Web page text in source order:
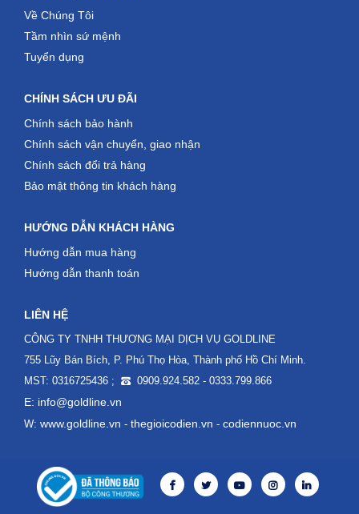
Về Chúng Tôi
Tầm nhìn sứ mệnh
Tuyển dụng
CHÍNH SÁCH ƯU ĐÃI
Chính sách bảo hành
Chính sách vận chuyển, giao nhận
Chính sách đổi trả hàng
Bảo mật thông tin khách hàng
HƯỚNG DẪN KHÁCH HÀNG
Hướng dẫn mua hàng
Hướng dẫn thanh toán
LIÊN HỆ
CÔNG TY TNHH THƯƠNG MẠI DỊCH VỤ GOLDLINE
755 Lũy Bán Bích, P. Phú Thọ Hòa, Thành phố Hồ Chí Minh.
MST: 0316725436 ;
0909.924.582 - 0333.799.866
E: info@goldline.vn
W: www.goldline.vn - thegioicodien.vn - codiennuoc.vn